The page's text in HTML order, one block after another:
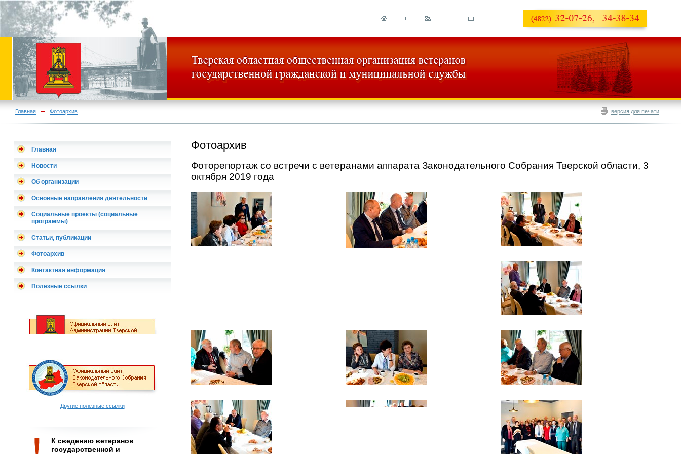
версия для печати
Главная Фотоархив
Главная
Новости
Об организации
Основные направления деятельности
Социальные проекты (социальные
программы)
Статьи, публикации
Фотоархив
Контактная информация
Полезные ссылки
Другие полезные ссылки
К сведению ветеранов
государственной и
Фотоархив
Фоторепортаж со встречи с ветеранами аппарата Законодательного Собрания Тверской области, 3
октября 2019 года